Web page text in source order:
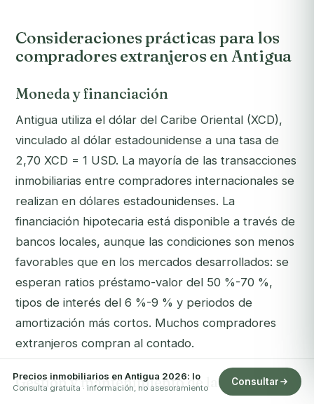
Consideraciones prácticas para los
compradores extranjeros en Antigua
Moneda y financiación
Antigua utiliza el dólar del Caribe Oriental (XCD),
vinculado al dólar estadounidense a una tasa de
2,70 XCD = 1 USD. La mayoría de las transacciones
inmobiliarias entre compradores internacionales se
realizan en dólares estadounidenses. La
financiación hipotecaria está disponible a través de
bancos locales, aunque las condiciones son menos
favorables que en los mercados desarrollados: se
esperan ratios préstamo-valor del 50 %-70 %,
tipos de interés del 6 %-9 % y periodos de
amortización más cortos. Muchos compradores
extranjeros compran al contado.
Gestión y mantenimiento de la propiedad
Precios inmobiliarios en Antigua 2026: lo
Consulta gratuita · información, no asesoramiento
Consultar